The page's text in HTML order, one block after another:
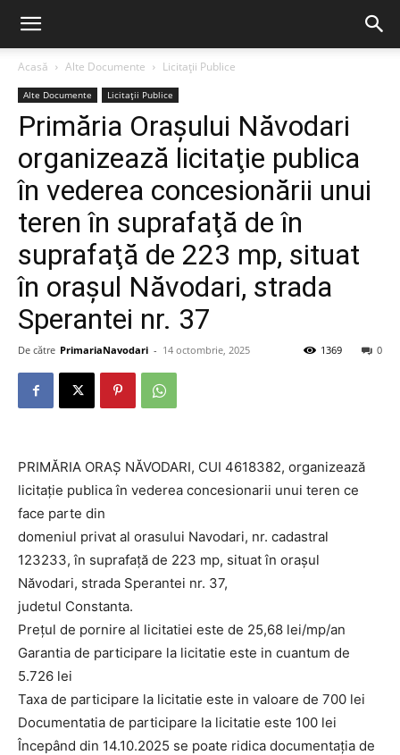
Acasă Alte Documente Licitații Publice
Alte Documente Licitații Publice
Primăria Orașului Năvodari
organizează licitaţie publica
în vederea concesionării unui
teren în suprafaţă de în
suprafaţă de 223 mp, situat
în oraşul Năvodari, strada
Sperantei nr. 37
De către PrimariaNavodari - 14 octombrie, 2025 0
1369
PRIMĂRIA ORAŞ NĂVODARI, CUI 4618382, organizează
licitaţie publica în vederea concesionarii unui teren ce
face parte din
domeniul privat al orasului Navodari, nr. cadastral
123233, în suprafaţă de 223 mp, situat în oraşul
Năvodari, strada Sperantei nr. 37,
judetul Constanta.
Preţul de pornire al licitatiei este de 25,68 lei/mp/an
Garantia de participare la licitatie este in cuantum de
5.726 lei
Taxa de participare la licitatie este in valoare de 700 lei
Documentatia de participare la licitatie este 100 lei
Începând din 14.10.2025 se poate ridica documentaţia de